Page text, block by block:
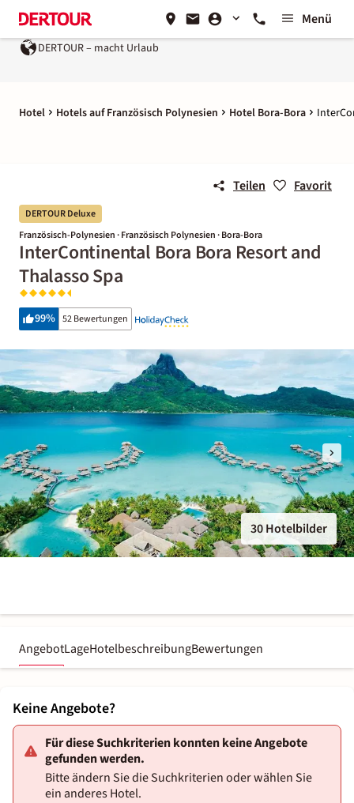
Menü
DERTOUR – macht Urlaub
Hotel Hotels auf Französisch Polynesien Hotel Bora-Bora
Teilen Favorit
DERTOUR Deluxe
Französisch-Polynesien · Französisch Polynesien · Bora-Bora
InterContinental Bora Bora Resort and
Thalasso Spa
99% 52 Bewertungen
30 Hotelbilder
AngebotLageHotelbeschreibungBewertungen
Keine Angebote?
Für diese Suchkriterien konnten keine Angebote
gefunden werden.
Bitte ändern Sie die Suchkriterien oder wählen Sie
ein anderes Hotel.